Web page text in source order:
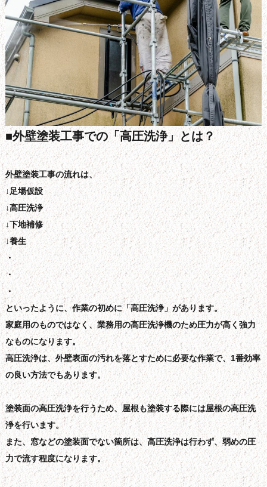
■外壁塗装工事での「高圧洗浄」とは？
外壁塗装工事の流れは、
↓足場仮設
↓高圧洗浄
↓下地補修
↓養生
・
・
・
といったように、作業の初めに「高圧洗浄」があります。
家庭用のものではなく、業務用の高圧洗浄機のため圧力が高く強力
なものになります。
高圧洗浄は、外壁表面の汚れを落とすために必要な作業で、1番効率
の良い方法でもあります。
塗装面の高圧洗浄を行うため、屋根も塗装する際には屋根の高圧洗
浄を行います。
また、窓などの塗装面でない箇所は、高圧洗浄は行わず、弱めの圧
力で流す程度になります。